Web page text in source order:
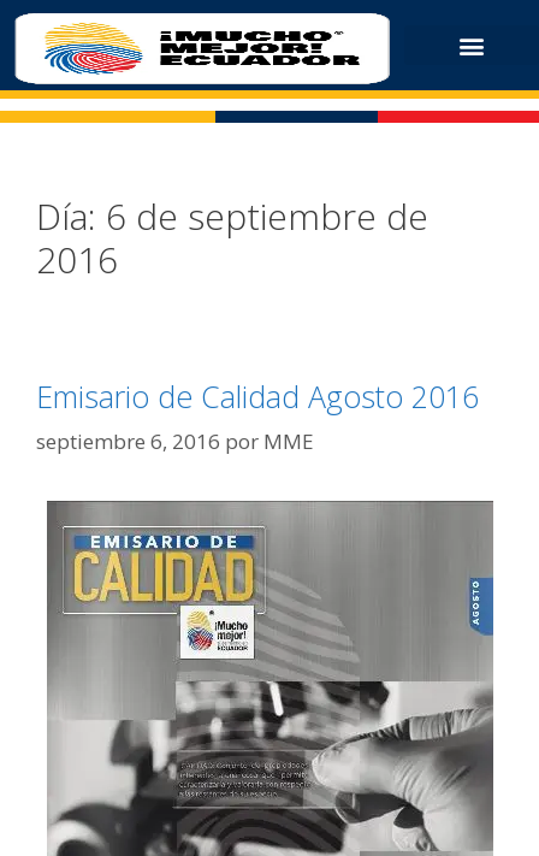
Día: 6 de septiembre de
2016
Emisario de Calidad Agosto 2016
septiembre 6, 2016 por MME